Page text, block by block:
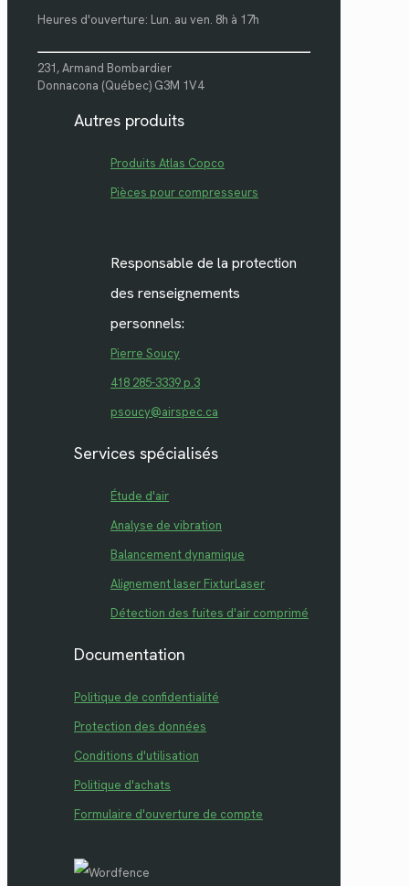
Heures d'ouverture: Lun. au ven. 8h à 17h
231, Armand Bombardier
Donnacona (Québec) G3M 1V4
Autres produits
Produits Atlas Copco
Pièces pour compresseurs
Responsable de la protection
des renseignements
personnels:
Pierre Soucy
418 285-3339 p.3
psoucy@airspec.ca
Services spécialisés
Étude d'air
Analyse de vibration
Balancement dynamique
Alignement laser FixturLaser
Détection des fuites d'air comprimé
Documentation
Politique de confidentialité
Protection des données
Conditions d'utilisation
Politique d'achats
Formulaire d'ouverture de compte